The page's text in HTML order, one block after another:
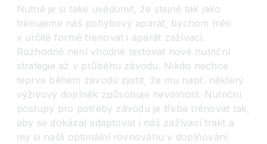
Nutné je si také uvědomit, že stejně tak jako
trénujeme náš pohybový aparát, bychom měli
v určitě formě trénovat i aparát zažívací.
Rozhodně není vhodné testovat nové nutriční
strategie až v průběhu závodu. Nikdo nechce
teprve během závodu zjistit, že mu např. některý
výživový doplněk způsobuje nevolnost. Nutriční
postupy pro potřeby závodu je třeba trénovat tak,
aby se dokázal adaptovat i náš zažívací trakt a
my si našli optimální rovnováhu v doplňování